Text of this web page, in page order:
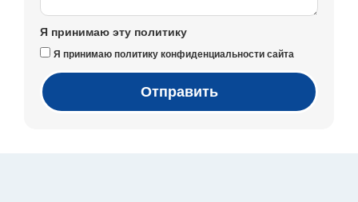
Я принимаю эту политику
Я принимаю политику конфиденциальности сайта
Отправить